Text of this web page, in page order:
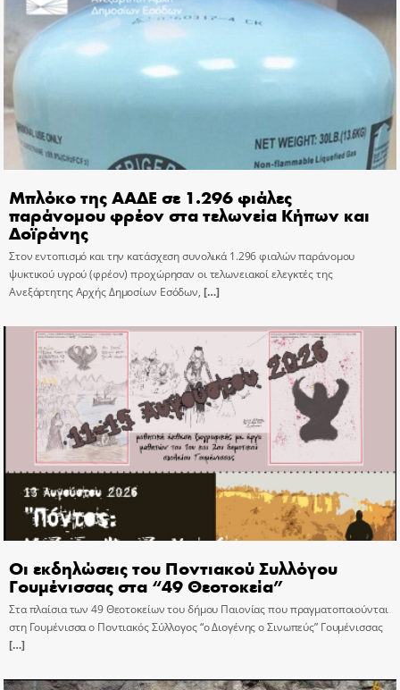
Μπλόκο της ΑΑΔΕ σε 1.296 φιάλες
παράνομου φρέον στα τελωνεία Κήπων και
Δοϊράνης
Στον εντοπισμό και την κατάσχεση συνολικά 1.296 φιαλών παράνομου
ψυκτικού υγρού (φρέον) προχώρησαν οι τελωνειακοί ελεγκτές της
Ανεξάρτητης Αρχής Δημοσίων Εσόδων, […]
Οι εκδηλώσεις του Ποντιακού Συλλόγου
Γουμένισσας στα “49 Θεοτοκεία”
Στα πλαίσια των 49 Θεοτοκείων του δήμου Παιονίας που πραγματοποιούνται
στη Γουμένισσα ο Ποντιακός Σύλλογος “ο Διογένης ο Σινωπεύς” Γουμένισσας
[…]